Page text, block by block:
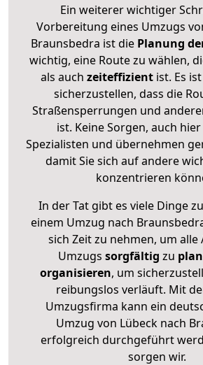
Ein weiterer wichtiger
Vorbereitung eines Umzugs
Braunsbedra ist die Planung
wichtig, eine Route zu wählen,
als auch zeiteffizientist. Es
sicherzustellen, dass die
Straßensperrungen und
ist. Keine Sorgen, auch
Spezialisten und übernehmen
damit Sie sich auf andere
konzentrieren
In der Tat gibt es viele Dinge
einem Umzug nach
sich Zeit zu nehmen, um alle
Umzugs sorgfältig zu
organisieren, um
reibungslos verläuft. Mit
Umzugsfirma kann ein
Umzug von Lübeck nach
erfolgreich durchgeführt
sorgen wir.